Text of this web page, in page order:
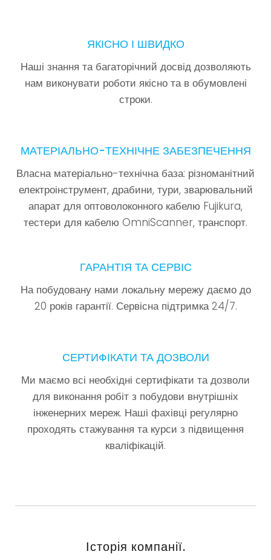
ЯКІСНО І ШВИДКО
Наші знання та багаторічний досвід дозволяють
нам виконувати роботи якісно та в обумовлені
строки.
МАТЕРІАЛЬНО-ТЕХНІЧНЕ ЗАБЕЗПЕЧЕННЯ
Власна матеріально-технічна база: різноманітний
електроінструмент, драбини, тури, зварювальний
апарат для оптоволоконного кабелю Fujikura,
тестери для кабелю OmniScanner, транспорт.
ГАРАНТІЯ ТА СЕРВІС
На побудовану нами локальну мережу даємо до
20 років гарантії. Сервісна підтримка 24/7.
СЕРТИФІКАТИ ТА ДОЗВОЛИ
Ми маємо всі необхідні сертифікати та дозволи
для виконання робіт з побудови внутрішніх
інженерних мереж. Наші фахівці регулярно
проходять стажування та курси з підвищення
кваліфікацій.
Історія компанії.